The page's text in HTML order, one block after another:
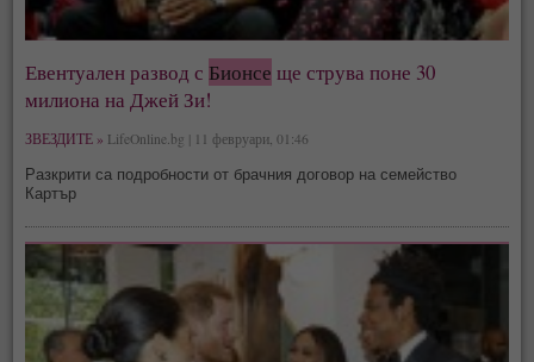
Евентуален развод с Бионсе ще струва поне 30
милиона на Джей Зи!
ЗВЕЗДИТЕ » LifeOnline.bg | 11 февруари, 01:46
Разкрити са подробности от брачния договор на семейство
Картър